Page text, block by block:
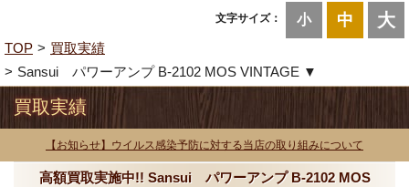
文字サイズ： 小 中 大
TOP
買取実績
Sansui パワーアンプ B-2102 MOS VINTAGE ▼
買取実績
【お知らせ】ウイルス感染予防に対する当店の取り組みについて
高額買取実施中!! Sansui パワーアンプ B-2102 MOS